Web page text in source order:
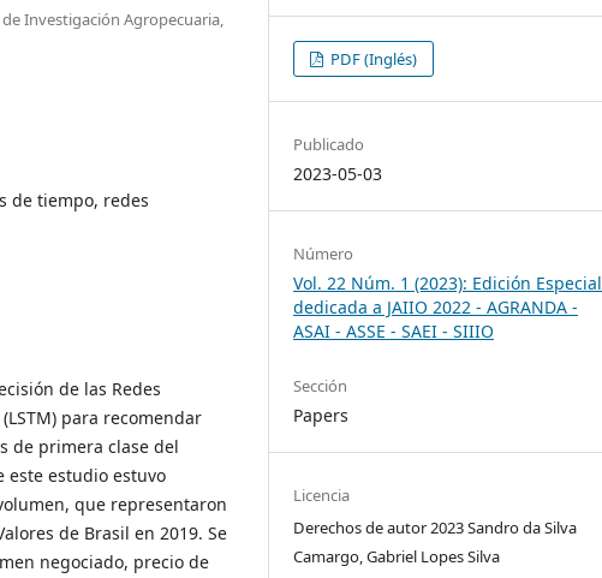
Investigación Agropecuaria,
de tiempo, redes
de las Redes
para recomendar
de primera clase del
este estudio estuvo
que representaron
de Brasil en 2019. Se
negociado, precio de
PDF (Inglés)
Publicado
2023-05-03
Número
Vol. 22 Núm. 1 (2023): Edición Especial
dedicada a JAIIO 2022 - AGRANDA -
ASAI - ASSE - SAEI - SIIIO
Sección
Papers
Licencia
Derechos de autor 2023 Sandro da Silva
Camargo, Gabriel Lopes Silva